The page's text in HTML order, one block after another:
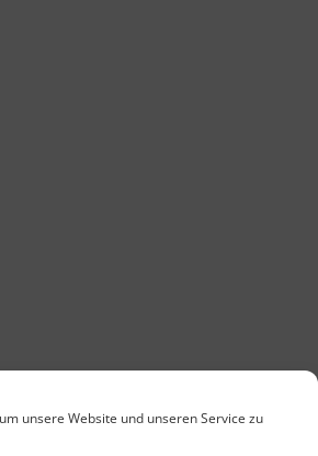
unsere Website und unseren Service zu